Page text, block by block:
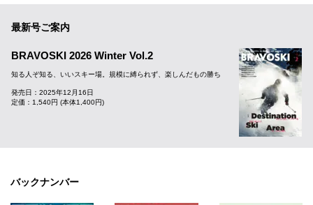
最新号ご案内
BRAVOSKI 2026 Winter Vol.2
知る人ぞ知る、いいスキー場。規模に縛られず、楽しんだもの勝ち
発売日：2025年12月16日
定価：1,540円 (本体1,400円)
バックナンバー